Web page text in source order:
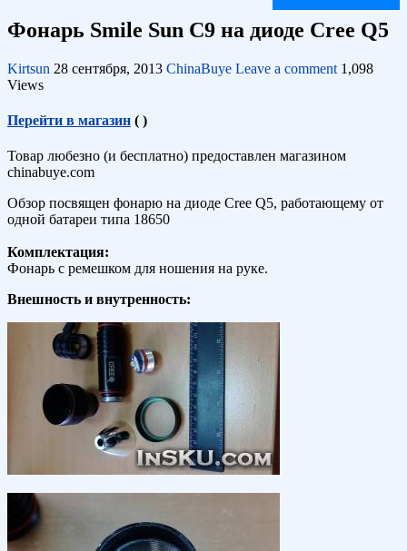
Фонарь Smile Sun C9 на диоде Cree Q5
Kirtsun 28 сентября, 2013 ChinaBuye Leave a comment 1,098
Views
Перейти в магазин ( )
Товар любезно (и бесплатно) предоставлен магазином
chinabuye.com
Обзор посвящен фонарю на диоде Cree Q5, работающему от
одной батареи типа 18650
Комплектация:
Фонарь с ремешком для ношения на руке.
Внешность и внутренность: